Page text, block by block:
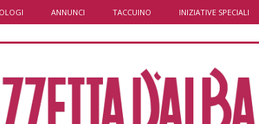
ANNUNCI TACCUINO INIZIATIVE SPECIALI